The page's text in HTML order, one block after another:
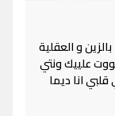
و العقلية
علييك ونتي
انا ديما